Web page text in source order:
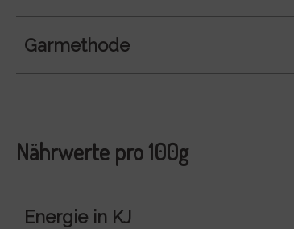
Garmethode
Nährwerte pro 100g
Energie in KJ